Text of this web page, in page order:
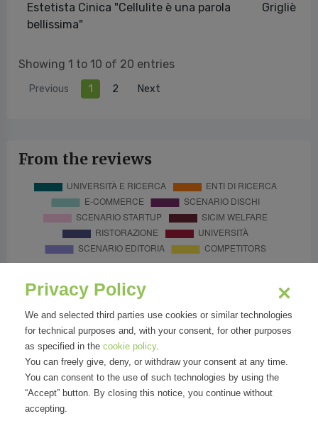
Estetista Cinica "Cellulite è una parola
bellissima"
Grigliè
Showing 1 to 10 of 20 entries
Previous 1 2 Next
From the reviews
Privacy Policy
We and selected third parties use cookies or similar technologies
for technical purposes and, with your consent, for other purposes
as specified in the cookie policy.
You can freely give, deny, or withdraw your consent at any time.
You can consent to the use of such technologies by using the
“Accept” button. By closing this notice, you continue without
accepting.